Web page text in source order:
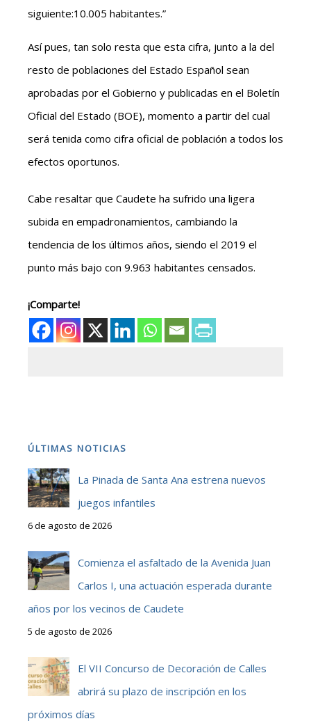
siguiente:10.005 habitantes.”
Así pues, tan solo resta que esta cifra, junto a la del
resto de poblaciones del Estado Español sean
aprobadas por el Gobierno y publicadas en el Boletín
Oficial del Estado (BOE), momento a partir del cual
será tenida como cifra oficial de población a todos los
efectos oportunos.
Cabe resaltar que Caudete ha sufrido una ligera
subida en empadronamientos, cambiando la
tendencia de los últimos años, siendo el 2019 el
punto más bajo con 9.963 habitantes censados.
¡Comparte!
ÚLTIMAS NOTICIAS
La Pinada de Santa Ana estrena nuevos
juegos infantiles
6 de agosto de 2026
Comienza el asfaltado de la Avenida Juan
Carlos I, una actuación esperada durante
años por los vecinos de Caudete
5 de agosto de 2026
El VII Concurso de Decoración de Calles
abrirá su plazo de inscripción en los
próximos días